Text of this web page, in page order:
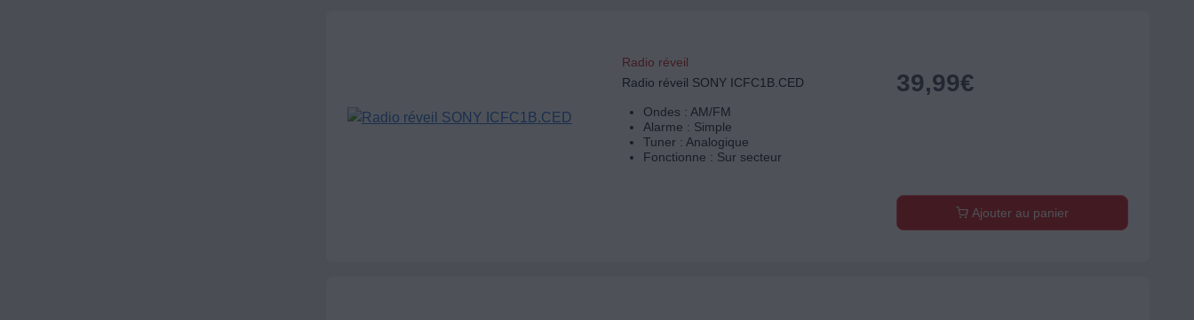
Radio réveil
Radio réveil SONY ICFC1B.CED
Ondes : AM/FM
Alarme : Simple
Tuner : Analogique
Fonctionne : Sur secteur
39,99€
Ajouter au panier